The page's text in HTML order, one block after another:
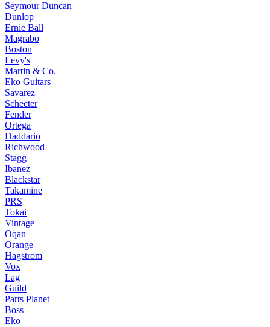
Seymour Duncan
Dunlop
Ernie Ball
Magrabo
Boston
Levy's
Martin & Co.
Eko Guitars
Savarez
Schecter
Fender
Ortega
Daddario
Richwood
Stagg
Ibanez
Blackstar
Takamine
PRS
Tokai
Vintage
Oqan
Orange
Hagstrom
Vox
Lag
Guild
Parts Planet
Boss
Eko